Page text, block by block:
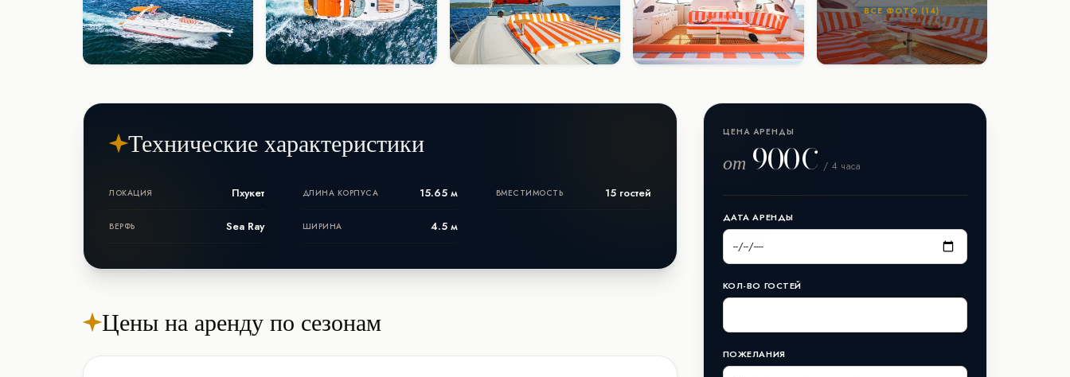
ВСЕ ФОТО (14)
Технические характеристики
ЛОКАЦИЯ Пхукет
ВЕРФЬ Sea Ray
ДЛИНА КОРПУСА 15.65 м
ШИРИНА 4.5 м
ВМЕСТИМОСТЬ 15 гостей
Цены на аренду по сезонам
ЦЕНА АРЕНДЫ
от 900€ / 4 часа
ДАТА АРЕНДЫ
КОЛ-ВО ГОСТЕЙ
ПОЖЕЛАНИЯ